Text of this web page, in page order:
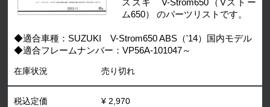
スズキ V-Strom650（Vストー
ム650） のパーツリストです。
◆適合車種：SUZUKI V-Strom650 ABS（'14）国内モデル
◆適合フレームナンバー：VP56A-101047～
在庫状況 売り切れ
税込定価
¥ 2,970